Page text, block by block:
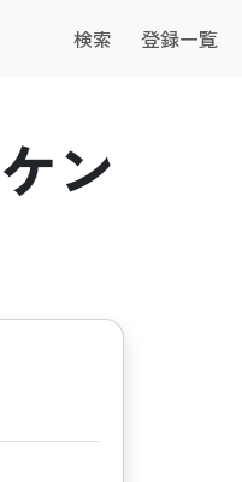
検索 登録一覧
ン